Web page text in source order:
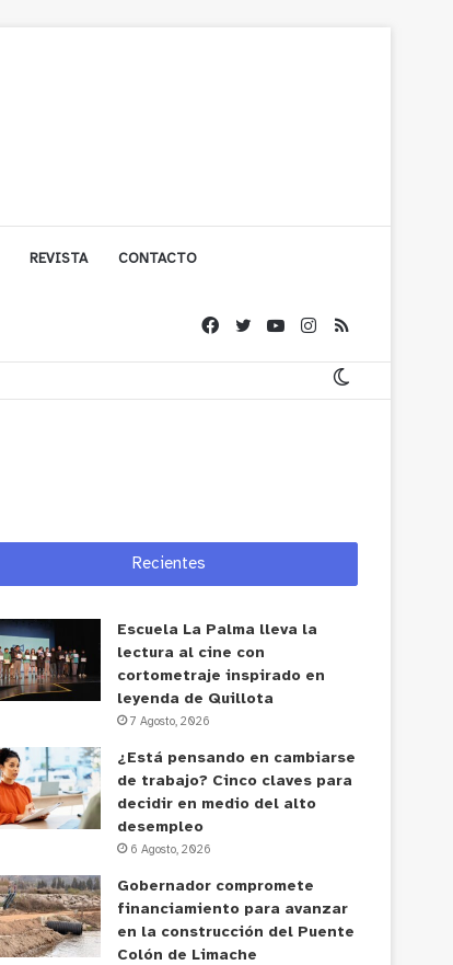
REVISTA CONTACTO
Recientes
Escuela La Palma lleva la
lectura al cine con
cortometraje inspirado en
leyenda de Quillota
7 Agosto, 2026
¿Está pensando en cambiarse
de trabajo? Cinco claves para
decidir en medio del alto
desempleo
6 Agosto, 2026
Gobernador compromete
financiamiento para avanzar
en la construcción del Puente
Colón de Limache